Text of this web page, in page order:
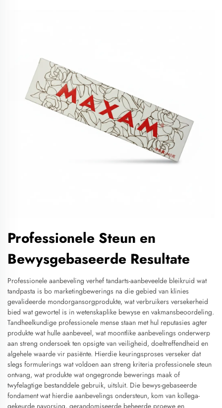
Professionele Steun en
Bewysgebaseerde Resultate
Professionele aanbeveling verhef tandarts-aanbeveelde bleikruid wat
tandpasta is bo marketingbewerings na die gebied van klinies
gevalideerde mondorgansorgprodukte, wat verbruikers versekerheid
bied wat gewortel is in wetenskaplike bewyse en vakmansbeoordeling.
Tandheelkundige professionele mense staan met hul reputasies agter
produkte wat hulle aanbeveel, wat moontlike aanbevelings onderwerp
aan streng ondersoek ten opsigte van veiligheid, doeltreffendheid en
algehele waarde vir pasiënte. Hierdie keuringsproses verseker dat
slegs formulerings wat voldoen aan streng kriteria professionele steun
ontvang, wat produkte wat ongegronde bewerings maak of
twyfelagtige bestanddele gebruik, uitsluit. Die bewys-gebaseerde
fondament wat hierdie aanbevelings ondersteun, kom van kollega-
gekeurde navorsing, gerandomiseerde beheerde proewe en